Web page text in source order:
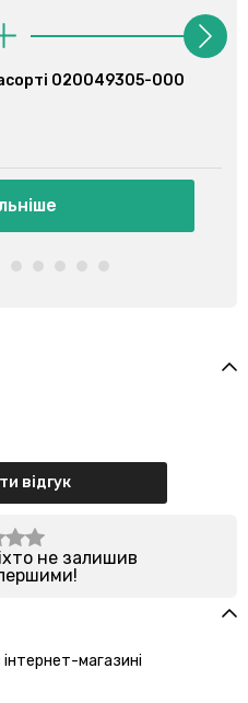
020049305-000
відгук
не залишив
магазині